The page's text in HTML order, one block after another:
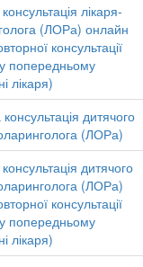
лікаря-
(ЛОРа) онлайн
консультації
попередньому
лікаря)
дитячого
(ЛОРа)
дитячого
(ЛОРа)
консультації
попередньому
лікаря)